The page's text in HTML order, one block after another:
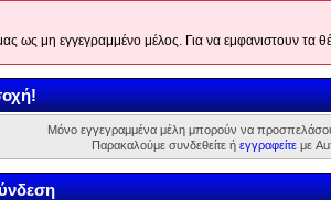
ως μη εγγεγραμμένο μέλος. Για να εμφανιστουν
Μόνο εγγεγραμμένα μέλη μπορούν να
Παρακαλούμε συνδεθείτε ή εγγραφείτεμε